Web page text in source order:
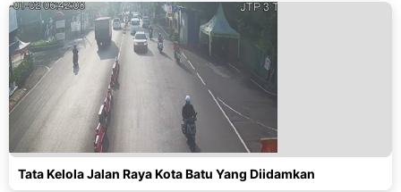
Tata Kelola Jalan Raya Kota Batu Yang Diidamkan